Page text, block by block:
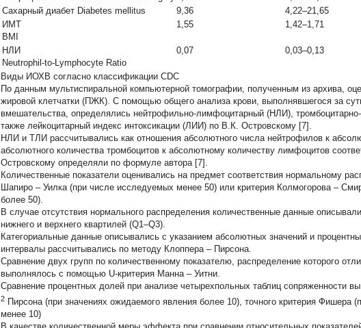
Сахарный диабет Diabetes mellitus
9,36
4,22–21,65
ИМТ
BMI
1,55 1,42–1,71
НЛИ
Neutrophil-to-Lymphocyte Ratio
0,07 0,03–0,13
Виды ИОХВ согласно классификации CDC
По данным мультиспиральной компьютерной томографии, полученным из архива,
жировой клетчатки (ПЖК). С помощью общего анализа крови, выполнявшегося за
вмешательства, определялись нейтрофильно-лимфоцитарный (НЛИ),
также лейкоцитарный индекс интоксикации (ЛИИ) по В.К. Островскому [7].
НЛИ и ТЛИ рассчитывались как отношения абсолютного числа нейтрофилов к
абсолютного количества тромбоцитов к абсолютному количеству лимфоцитов
Островскому определяли по формуле автора [7].
Количественные показатели оценивались на предмет соответствия нормальному
Шапиро – Уилка (при числе исследуемых менее 50) или критерия Колмогорова –
более 50).
В случае отсутствия нормального распределения количественные данные
нижнего и верхнего квартилей (Q1–Q3).
Категориальные данные описывались с указанием абсолютных значений и
интервалы рассчитывались по методу Клоппера – Пирсона.
Сравнение двух групп по количественному показателю, распределение которого
выполнялось с помощью U-критерия Манна – Уитни.
Сравнение процентных долей при анализе четырехпольных таблиц сопряженности
2 Пирсона (при значениях ожидаемого явления более 10), точного критерия Фишера
менее 10)